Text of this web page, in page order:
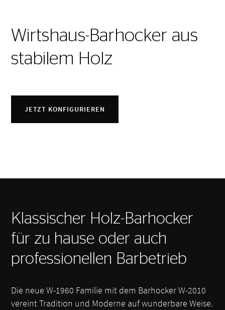
Wirtshaus-Barhocker aus
stabilem Holz
JETZT KONFIGURIEREN
Klassischer Holz-Barhocker
für zu hause oder auch
professionellen Barbetrieb
Die neue W-1960 Familie mit dem Barhocker W-2010
vereint Tradition und Moderne auf wunderbare Weise.